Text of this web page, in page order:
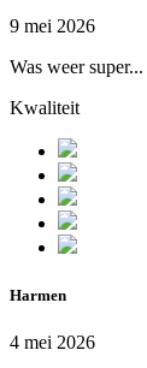
9 mei 2026
Was weer super...
Kwaliteit
Harmen
4 mei 2026